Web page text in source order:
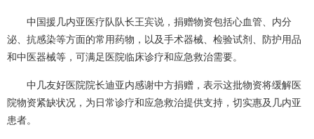
中国援几内亚医疗队队长王宾说，捐赠物资包括心血管、内分
泌、抗感染等方面的常用药物，以及手术器械、检验试剂、防护用品
和中医器械等，可满足医院临床诊疗和应急救治需要。
中几友好医院院长迪亚内感谢中方捐赠，表示这批物资将缓解医
院物资紧缺状况，为日常诊疗和应急救治提供支持，切实惠及几内亚
患者。